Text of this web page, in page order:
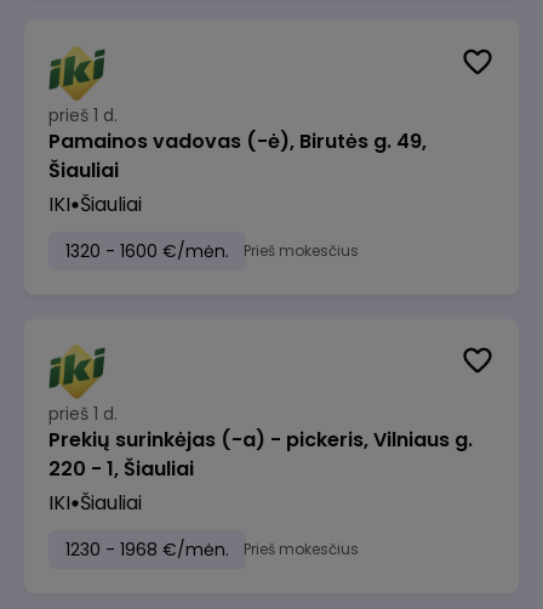
prieš 1 d.
Pamainos vadovas (-ė), Birutės g. 49,
Šiauliai
IKI Šiauliai
1320 - 1600 €/mėn. Prieš mokesčius
prieš 1 d.
Prekių surinkėjas (-a) - pickeris, Vilniaus g.
220 - 1, Šiauliai
IKI Šiauliai
1230 - 1968 €/mėn. Prieš mokesčius